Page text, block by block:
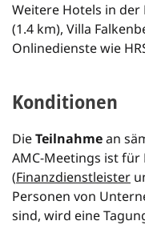
Weitere Hotels in der
(1.4 km), Villa
Onlinedienste wie
Konditionen
DieTeilnahmean
AMC-Meetings ist für
(Finanzdienstleister
Personen von
sind, wird eine